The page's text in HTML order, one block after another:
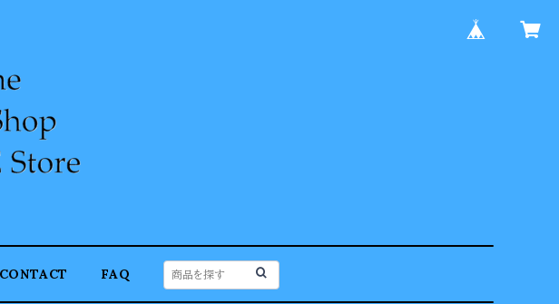
CONTACT FAQ